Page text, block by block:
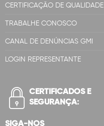
CERTIFICAÇÃO DE QUALIDADE
TRABALHE CONOSCO
CANAL DE DENÚNCIAS GMI
LOGIN REPRESENTANTE
CERTIFICADOS E
SEGURANÇA:
SIGA-NOS